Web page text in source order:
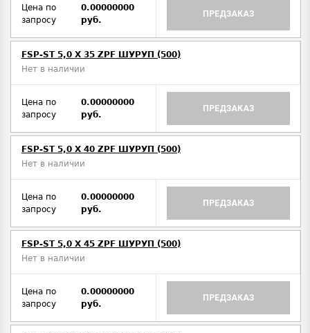
Цена по
запросу
0.00000000
руб.
ПРЕДЗАКАЗ
FSP-ST 5,0 X 35 ZPF ШУРУП (500)
Нет в наличии
Цена по
запросу
0.00000000
руб.
ПРЕДЗАКАЗ
FSP-ST 5,0 X 40 ZPF ШУРУП (500)
Нет в наличии
Цена по
запросу
0.00000000
руб.
ПРЕДЗАКАЗ
FSP-ST 5,0 X 45 ZPF ШУРУП (500)
Нет в наличии
Цена по
запросу
0.00000000
руб.
ПРЕДЗАКАЗ